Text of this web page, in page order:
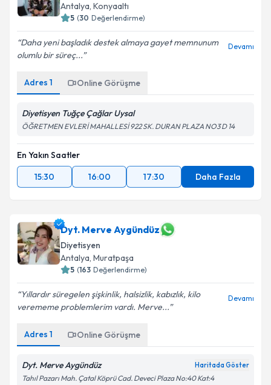
Antalya, Konyaaltı
5 (30 Değerlendirme)
Daha yeni başladık destek almaya gayet memnunum
olumlu bir süreç...
Devamı
Adres 1 Online Görüşme
Diyetisyen Tuğçe Çağlar Uysal
ÖĞRETMEN EVLERİ MAHALLESİ 922 SK. DURAN PLAZA NO3 D 14
En Yakın Saatler
15:30
16:00 17:30 Daha Fazla
Dyt. Merve Aygündüz
Diyetisyen
Antalya, Muratpaşa
5 (163 Değerlendirme)
Yıllardır süregelen şişkinlik, halsizlik, kabızlık, kilo
verememe problemlerim vardı. Merve...
Devamı
Adres 1 Online Görüşme
Dyt. Merve Aygündüz Haritada Göster
Tahıl Pazarı Mah. Çatal Köprü Cad. Deveci Plaza No:40 Kat:4